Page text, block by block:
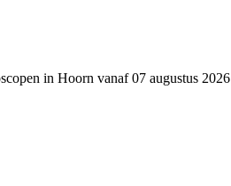
in Hoorn vanaf 07 augustus 2026